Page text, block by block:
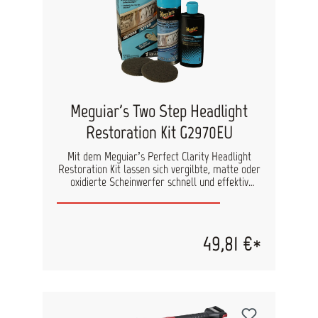
pflegt & schützt in einem Schritt Ohne
Rückstände, kein künstlicher Glanz Für alle
Lederarten geeignet – auch perforiertes oder
rissiges Leder Zieht vollständig ein, nicht
schmierend Mit UV-Schutz gegen Ausbleichen &
Versprödung Erhält Geschmeidigkeit und
Meguiar's Two Step Headlight
Restoration Kit G2970EU
Mit dem Meguiar’s Perfect Clarity Headlight
Restoration Kit lassen sich vergilbte, matte oder
oxidierte Scheinwerfer schnell und effektiv
versetzen. In nur zwei einfachen Schritten sorgt
ohne aufwendige Poliermaschinen. Die im Set
enthaltene, patentierte Versiegelung schützt die
und hinterlässt eine widerstandsfähige,
49,81 €*